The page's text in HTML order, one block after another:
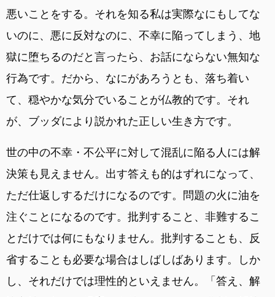
悪いことをする。それを知る私は実際なにもしてな
いのに、悪に反対なのに、不幸に陥ってしまう、地
獄に堕ちるのだと言ったら、お話にならない無知な
行為です。だから、なにがあろうとも、落ち着い
て、穏やかな気分でいることが仏教的です。それ
が、ブッダにより説かれた正しい生き方です。
世の中の不幸・不公平に対して混乱に陥る人には解
決策も見えません。出す答えも的はずれになって、
ただ仕返しするだけになるのです。問題の火に油を
注ぐことになるのです。批判すること、非難するこ
とだけでは何にもなりません。批判することも、反
省することも必要な場合はしばしばあります。しか
し、それだけでは理性的といえません。「答え、解